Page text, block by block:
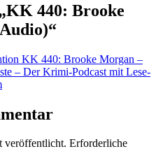
440: Brooke
KK 440: Brooke Morgan –
– Der Krimi-Podcast mit Lese-
veröffentlicht. Erforderliche